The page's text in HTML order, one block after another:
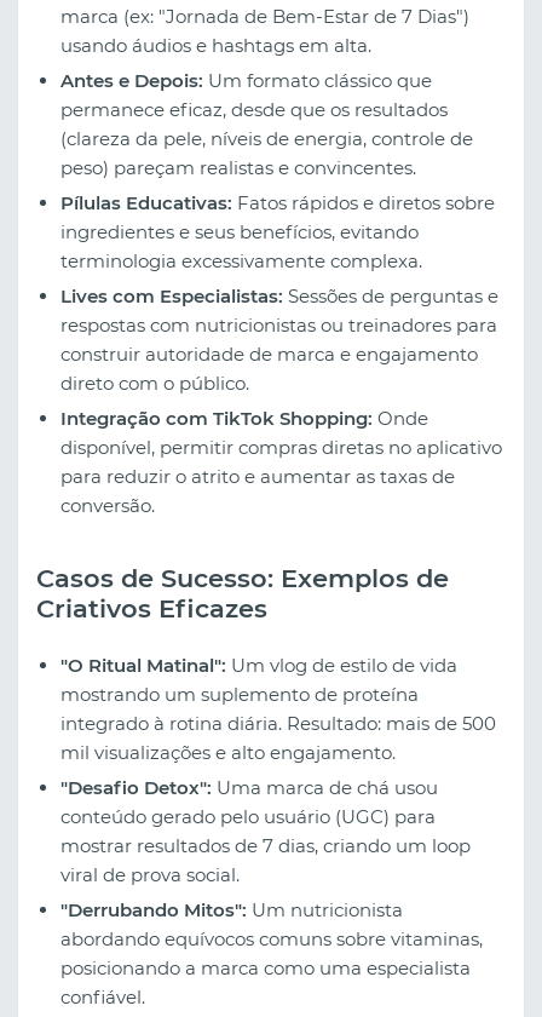
marca (ex: "Jornada de Bem-Estar de 7 Dias")
usando áudios e hashtags em alta.
Antes e Depois: Um formato clássico que
permanece eficaz, desde que os resultados
(clareza da pele, níveis de energia, controle de
peso) pareçam realistas e convincentes.
Pílulas Educativas: Fatos rápidos e diretos sobre
ingredientes e seus benefícios, evitando
terminologia excessivamente complexa.
Lives com Especialistas: Sessões de perguntas e
respostas com nutricionistas ou treinadores para
construir autoridade de marca e engajamento
direto com o público.
Integração com TikTok Shopping: Onde
disponível, permitir compras diretas no aplicativo
para reduzir o atrito e aumentar as taxas de
conversão.
Casos de Sucesso: Exemplos de
Criativos Eficazes
"O Ritual Matinal": Um vlog de estilo de vida
mostrando um suplemento de proteína
integrado à rotina diária. Resultado: mais de 500
mil visualizações e alto engajamento.
"Desafio Detox": Uma marca de chá usou
conteúdo gerado pelo usuário (UGC) para
mostrar resultados de 7 dias, criando um loop
viral de prova social.
"Derrubando Mitos": Um nutricionista
abordando equívocos comuns sobre vitaminas,
posicionando a marca como uma especialista
confiável.